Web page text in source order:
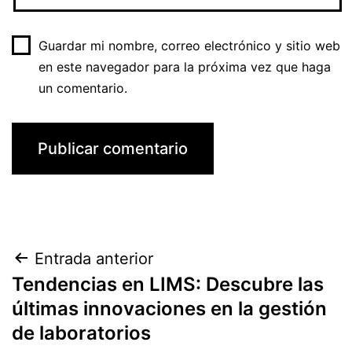
Guardar mi nombre, correo electrónico y sitio web
en este navegador para la próxima vez que haga
un comentario.
Navegación
de
entradas
Entrada anterior
Tendencias en LIMS: Descubre las
últimas innovaciones en la gestión
de laboratorios